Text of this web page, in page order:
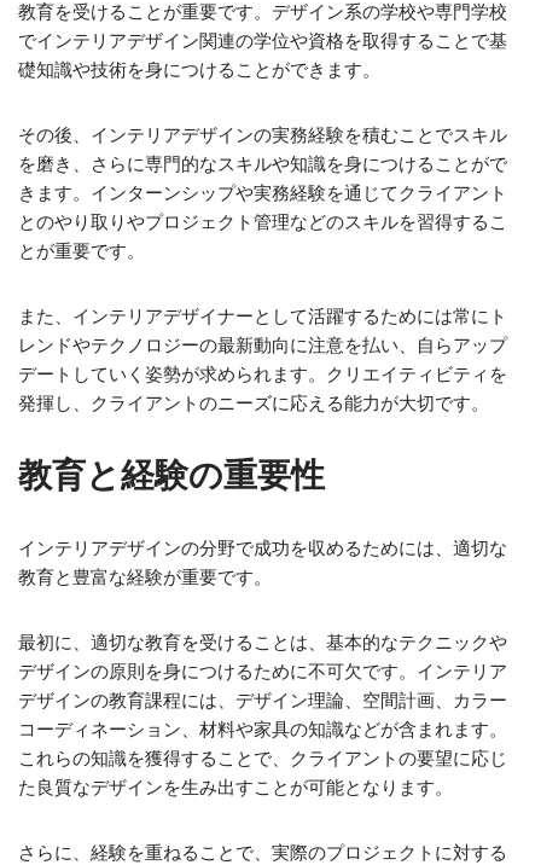
教育を受けることが重要です。デザイン系の学校や専門学校
でインテリアデザイン関連の学位や資格を取得することで基
礎知識や技術を身につけることができます。
その後、インテリアデザインの実務経験を積むことでスキル
を磨き、さらに専門的なスキルや知識を身につけることがで
きます。インターンシップや実務経験を通じてクライアント
とのやり取りやプロジェクト管理などのスキルを習得するこ
とが重要です。
また、インテリアデザイナーとして活躍するためには常にト
レンドやテクノロジーの最新動向に注意を払い、自らアップ
デートしていく姿勢が求められます。クリエイティビティを
発揮し、クライアントのニーズに応える能力が大切です。
教育と経験の重要性
インテリアデザインの分野で成功を収めるためには、適切な
教育と豊富な経験が重要です。
最初に、適切な教育を受けることは、基本的なテクニックや
デザインの原則を身につけるために不可欠です。インテリア
デザインの教育課程には、デザイン理論、空間計画、カラー
コーディネーション、材料や家具の知識などが含まれます。
これらの知識を獲得することで、クライアントの要望に応じ
た良質なデザインを生み出すことが可能となります。
さらに、経験を重ねることで、実際のプロジェクトに対する